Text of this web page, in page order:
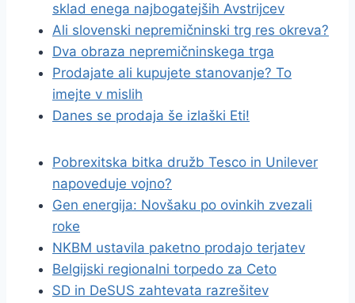
sklad enega najbogatejših Avstrijcev
Ali slovenski nepremičninski trg res okreva?
Dva obraza nepremičninskega trga
Prodajate ali kupujete stanovanje? To
imejte v mislih
Danes se prodaja še izlaški Eti!
Pobrexitska bitka družb Tesco in Unilever
napoveduje vojno?
Gen energija: Novšaku po ovinkih zvezali
roke
NKBM ustavila paketno prodajo terjatev
Belgijski regionalni torpedo za Ceto
SD in DeSUS zahtevata razrešitev